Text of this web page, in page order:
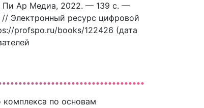
Пи Ар Медиа, 2022. — 139 c. —
Электронный ресурс цифровой
profspo.ru/books/122426 (дата
комплекса по основам